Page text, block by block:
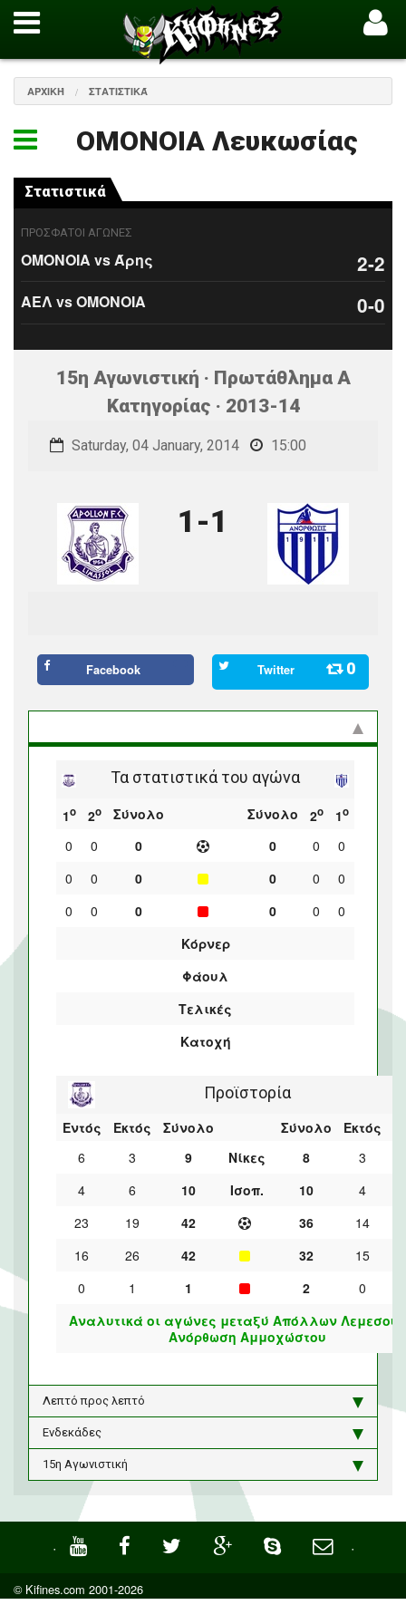
ΑΡΧΙΚΉ ΣΤΑΤΙΣΤΙΚΆ
ΟΜΟΝΟΙΑ Λευκωσίας
Στατιστικά
ΠΡΟΣΦΑΤΟΙ ΑΓΩΝΕΣ
ΟΜΟΝΟΙΑ vs Άρης 2-2
ΑΕΛ vs ΟΜΟΝΟΙΑ 0-0
15η Αγωνιστική · Πρωτάθλημα Α
Κατηγορίας · 2013-14
Saturday, 04 January, 2014 15:00
1-1
Facebook Twitter 0
Τα στατιστικά του αγώνα
1ο 2ο Σύνολο Σύνολο 2ο 1ο
0 0 0 0 0
0
0
0 0 0 0
0
0
0 0 0 0
0
Κόρνερ
Φάουλ
Τελικές
Κατοχή
Προϊστορία
Εντός Εκτός Σύνολο Σύνολο Εκτός
6
3 9 Νίκες 8
3
4
6 10 Ισοπ. 10
4
23
19 42 36 14
16
26 42 32 15
0
1 1 2
0
Αναλυτικά οι αγώνες μεταξύ Απόλλων Λεμεσού
Ανόρθωση Αμμοχώστου
Λεπτό προς λεπτό
Ενδεκάδες
15η Αγωνιστική
· ·
© Kifines.com 2001-2026